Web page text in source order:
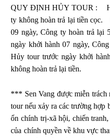
QUY ĐỊNH HỦY TOUR :
ty không hoàn trả lại tiền cọc.
09 ngày, Công ty hoàn trả lại
ngày khởi hành 07 ngày,
Hủy tour trước ngày khởi
không hoàn trả lại tiền.
*** Sen Vang được miễn trách
tour nếu xảy ra các trường hợp
ổn chính trị-xã hội, chiến
của chính quyền về khu vực